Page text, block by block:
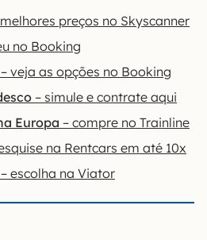
preços no Skyscanner
no Booking
– veja as opções no Booking
– simule e contrate aqui
Europa – compre no Trainline
na Rentcars em até 10x
– escolha na Viator